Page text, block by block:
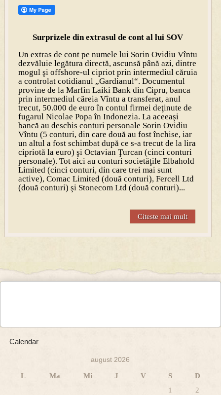
Surprizele din extrasul de cont al lui SOV
Un extras de cont pe numele lui Sorin Ovidiu Vîntu
dezvăluie legătura directă, ascunsă până azi, dintre
mogul şi offshore-ul cipriot prin intermediul căruia
a controlat cotidianul „Gardianul“. Documentul
provine de la Marfin Laiki Bank din Cipru, banca
prin intermediul căreia Vîntu a transferat, anul
trecut, 50.000 de euro în contul firmei deţinute de
fugarul Nicolae Popa în Indonezia. La aceeaşi
bancă au deschis conturi personale Sorin Ovidiu
Vîntu (5 conturi, din care două au fost închise, iar
un altul a fost schimbat după ce s-a trecut de la lira
cipriotă la euro) şi Octavian Ţurcan (cinci conturi
personale). Tot aici au conturi societăţile Elbahold
Limited (cinci conturi, din care trei mai sunt
active), Comac Limited (două conturi), Fercell Ltd
(două conturi) şi Stonecom Ltd (două conturi)...
Citeste mai mult
Calendar
august 2026
L Ma Mi J V S
D
1
2